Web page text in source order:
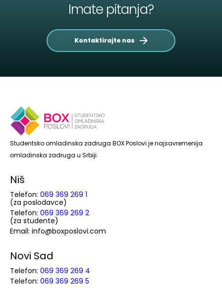
Imate pitanja?
Kontaktirajte nas
Studentsko omladinska zadruga BOX Poslovi je najsavremenija
omladinska zadruga u Srbiji.
Niš
Telefon: 069 369 269 1
(za poslodavce)
Telefon: 069 369 269 2
(za studente)
Email: info@boxposlovi.com
Novi Sad
Telefon: 069 369 269 4
Telefon: 069 369 269 5